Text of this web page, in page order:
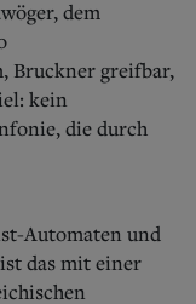
dem
Bruckner greifbar,
kein
die durch
Automaten und
das mit einer